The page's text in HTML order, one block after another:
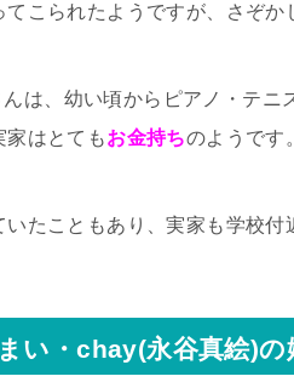
こられたようですが、さぞか
は、幼い頃からピアノ・テ
家はとてもお金持ちのようです。
たこともあり、実家も学校
い・chay(永谷真絵)の